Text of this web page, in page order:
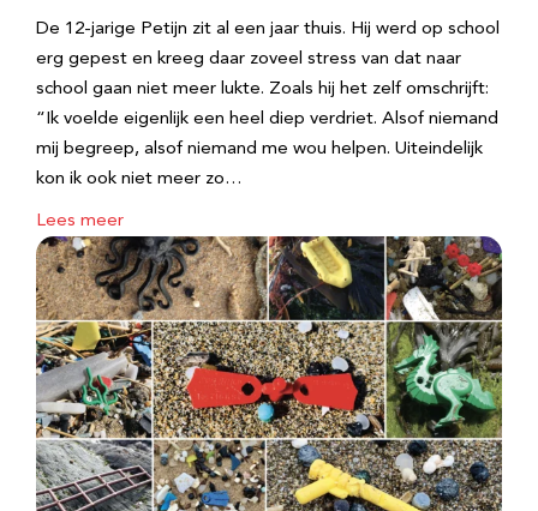
De 12-jarige Petijn zit al een jaar thuis. Hij werd op school
erg gepest en kreeg daar zoveel stress van dat naar
school gaan niet meer lukte. Zoals hij het zelf omschrijft:
“Ik voelde eigenlijk een heel diep verdriet. Alsof niemand
mij begreep, alsof niemand me wou helpen. Uiteindelijk
kon ik ook niet meer zo…
Lees meer